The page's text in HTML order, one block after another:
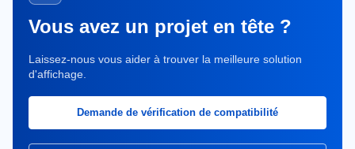
Vous avez un projet en tête ?
Laissez-nous vous aider à trouver la meilleure solution
d'affichage.
Demande de vérification de compatibilité